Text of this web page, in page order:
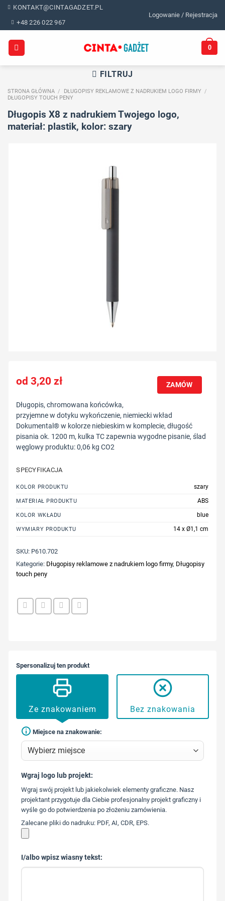
Skip
content
KONTAKT@CINTAGADZET.PL
+48 226 022 967
Logowanie / Rejestracja
0
FILTRUJ
STRONA GŁÓWNA / DŁUGOPISY REKLAMOWE Z NADRUKIEM LOGO FIRMY /
DŁUGOPISY TOUCH PENY
Długopis X8 z nadrukiem Twojego logo,
materiał: plastik, kolor: szary
3,20zł ZAMÓW
Długopis, chromowana końcówka,
przyjemne w dotyku wykończenie, niemiecki wkład
Dokumental® w kolorze niebieskim w komplecie, długość
pisania ok. 1200 m, kulka TC zapewnia wygodne pisanie, ślad
węglowy produktu: 0,06 kg CO2
SPECYFIKACJA
KOLOR PRODUKTU szary
MATERIAŁ PRODUKTU ABS
KOLOR WKŁADU blue
WYMIARY PRODUKTU 14 x Ø1,1 cm
SKU: P610.702
Kategorie: Długopisy reklamowe z nadrukiem logo firmy, Długopisy
touch peny
Spersonalizuj ten produkt
Ze znakowaniem Bez znakowania
Miejsce na znakowanie:
573 568
217
Wgraj logo lub projekt:
Wgraj swój projekt lub jakiekolwiek elementy graficzne. Nasz
projektant przygotuje dla Ciebie profesjonalny projekt graficzny i
wyśle go do potwierdzenia po złożeniu zamówienia.
Zalecane pliki do nadruku: PDF, AI, CDR, EPS.
I/albo wpisz wiasny tekst: